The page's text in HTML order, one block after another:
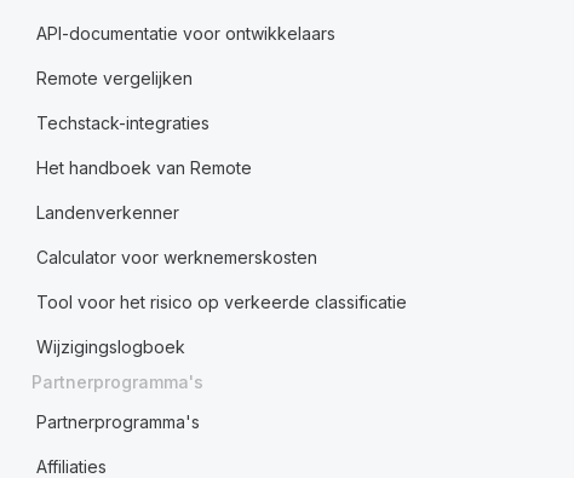
API-documentatie voor ontwikkelaars
Remote vergelijken
Techstack-integraties
Het handboek van Remote
Landenverkenner
Calculator voor werknemerskosten
Tool voor het risico op verkeerde classificatie
Wijzigingslogboek
Partnerprogramma's
Partnerprogramma's
Affiliaties